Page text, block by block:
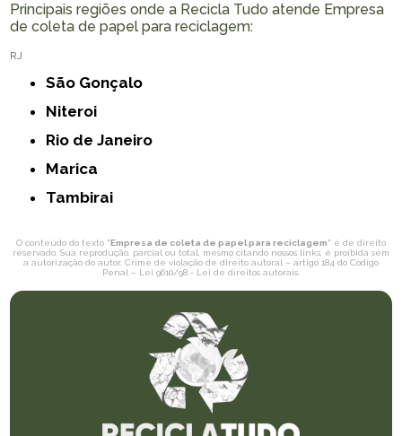
Principais regiões onde a Recicla Tudo atende Empresa
de coleta de papel para reciclagem:
RJ
São Gonçalo
Niteroi
Rio de Janeiro
Marica
Tambirai
O conteúdo do texto "Empresa de coleta de papel para reciclagem" é de direito
reservado. Sua reprodução, parcial ou total, mesmo citando nossos links, é proibida sem
a autorização do autor. Crime de violação de direito autoral – artigo 184 do Código
Penal – Lei 9610/98 - Lei de direitos autorais